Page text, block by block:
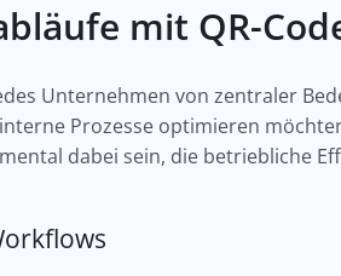
mit QR-
Unternehmen von zentraler
Prozesse optimieren
dabei sein, die betriebliche